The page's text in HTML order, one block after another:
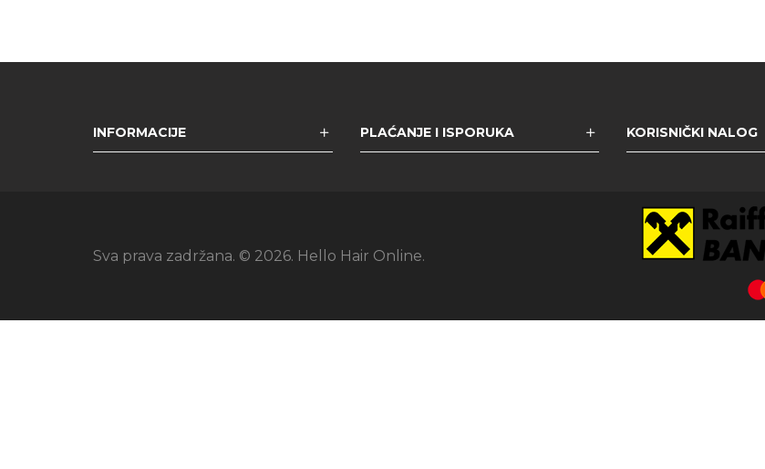
INFORMACIJE PLAĆANJE I ISPORUKA KORISNIČKI NALOG
Sva prava zadržana. © 2026. Hello Hair Online.